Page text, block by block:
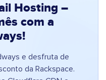
Hosting –
com a
e desfruta de
da Rackspace.